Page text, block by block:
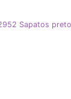
Sapatos preto